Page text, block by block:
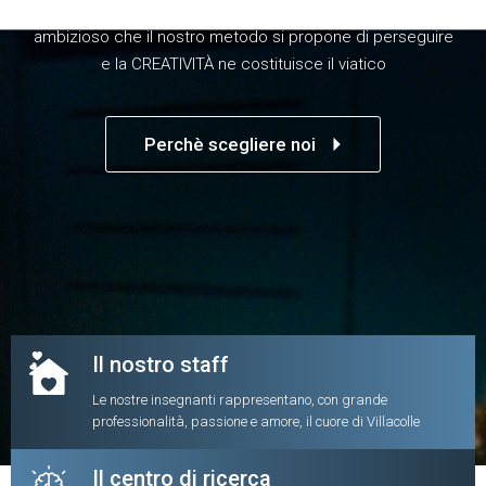
ambizioso che il nostro metodo si propone di perseguire
e la CREATIVITÀ ne costituisce il viatico
Perchè scegliere noi arrow_right
Il nostro staff
Le nostre insegnanti rappresentano, con grande
professionalità, passione e amore, il cuore di Villacolle
Il centro di ricerca